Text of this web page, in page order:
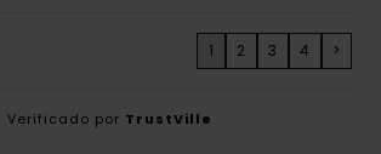
1 2 3 4 >
Verificado por TrustVille